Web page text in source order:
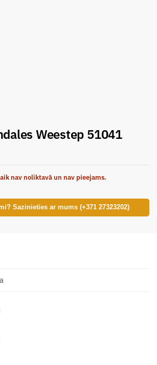
Weestep 51041
nav noliktavā un nav pieejams.
Sazinieties ar mums (+371 27323202)